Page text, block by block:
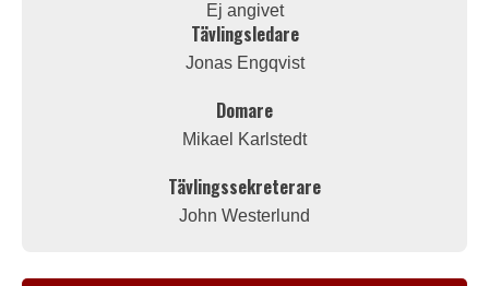
Ej angivet
Tävlingsledare
Jonas Engqvist
Domare
Mikael Karlstedt
Tävlingssekreterare
John Westerlund